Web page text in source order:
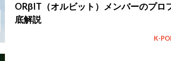
ORβIT（オルビット）メンバーのプロ
底解説
K-